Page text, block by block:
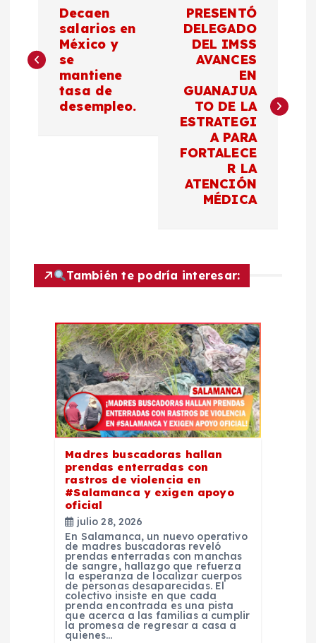
v
Decaen
salarios en
México y
se
mantiene
tasa de
desempleo.
PRESENTÓ
DELEGADO
DEL IMSS
AVANCES
EN
GUANAJUA
TO DE LA
ESTRATEGI
A PARA
FORTALECE
R LA
ATENCIÓN
MÉDICA
También te podría interesar:
Madres buscadoras hallan
prendas enterradas con
rastros de violencia en
#Salamanca y exigen apoyo
oficial
julio 28, 2026
En Salamanca, un nuevo operativo
de madres buscadoras reveló
prendas enterradas con manchas
de sangre, hallazgo que refuerza
la esperanza de localizar cuerpos
de personas desaparecidas. El
colectivo insiste en que cada
prenda encontrada es una pista
que acerca a las familias a cumplir
la promesa de regresar a casa a
quienes…